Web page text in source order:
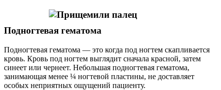
Подногтевая гематома
Подногтевая гематома — это когда под ногтем скапливается
кровь. Кровь под ногтем выглядит сначала красной, затем
синеет или чернеет. Небольшая подногтевая гематома,
занимающая менее ¼ ногтевой пластины, не доставляет
особых неприятных ощущений пациенту.